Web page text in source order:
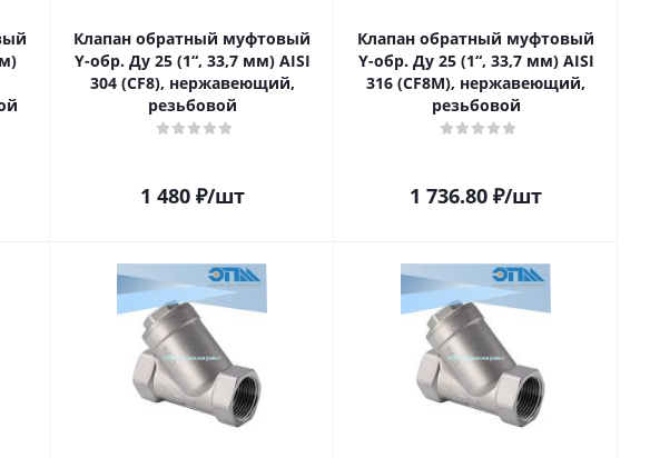
Клапан обратный муфтовый
Y-обр. Ду 25 (1“, 33,7 мм) AISI
304 (CF8), нержавеющий,
резьбовой
1 480₽/шт
Клапан обратный муфтовый
Y-обр. Ду 25 (1“, 33,7 мм) AISI
316 (CF8M), нержавеющий,
резьбовой
1 736.80 ₽/шт